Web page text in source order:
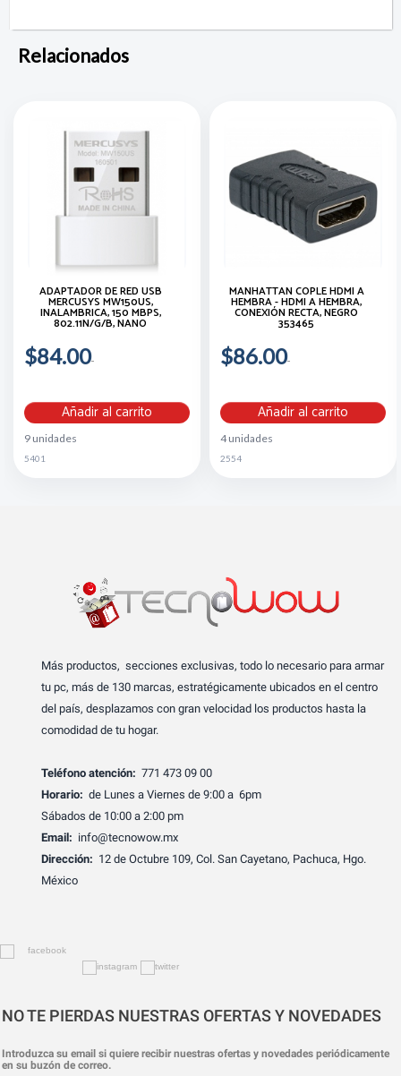
Relacionados
ADAPTADOR DE RED USB
MERCUSYS MW150US,
INALAMBRICA, 150 MBPS,
802.11N/G/B, NANO
$84.00
Añadir al carrito
9 unidades
5401
MANHATTAN COPLE HDMI A
HEMBRA - HDMI A HEMBRA,
CONEXIÓN RECTA, NEGRO
353465
$86.00
Añadir al carrito
4 unidades
2554
Más productos, secciones exclusivas, todo lo necesario para armar
tu pc, más de 130 marcas, estratégicamente ubicados en el centro
del país, desplazamos con gran velocidad los productos hasta la
comodidad de tu hogar.
Teléfono atención: 771 473 09 00
Horario: de Lunes a Viernes de 9:00 a 6pm
Sábados de 10:00 a 2:00 pm
Email: info@tecnowow.mx
Dirección: 12 de Octubre 109, Col. San Cayetano, Pachuca, Hgo.
México
NO TE PIERDAS NUESTRAS OFERTAS Y NOVEDADES
Introduzca su email si quiere recibir nuestras ofertas y novedades periódicamente
en su buzón de correo.